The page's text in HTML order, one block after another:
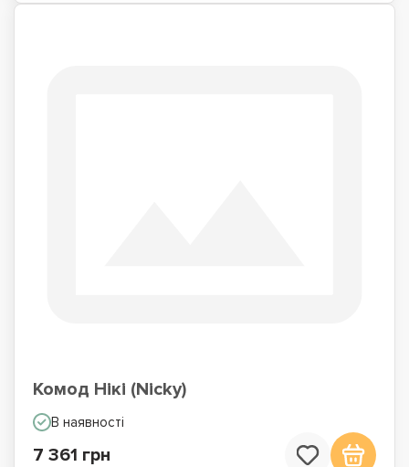
Комод Нікі (Nicky)
В наявності
7 361 грн